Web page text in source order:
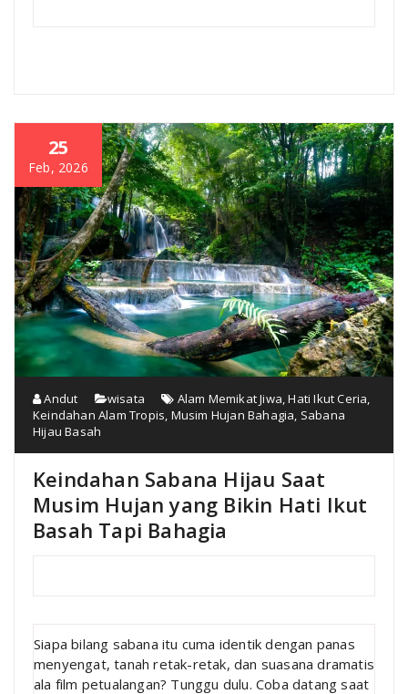
25
Feb, 2026
Andut wisata Alam Memikat Jiwa,Hati Ikut Ceria,
Keindahan Alam Tropis, Musim Hujan Bahagia, Sabana
Hijau Basah
Keindahan Sabana Hijau Saat
Musim Hujan yang Bikin Hati Ikut
Basah Tapi Bahagia
Siapa bilang sabana itu cuma identik dengan panas
menyengat, tanah retak-retak, dan suasana dramatis
ala film petualangan? Tunggu dulu. Coba datang saat